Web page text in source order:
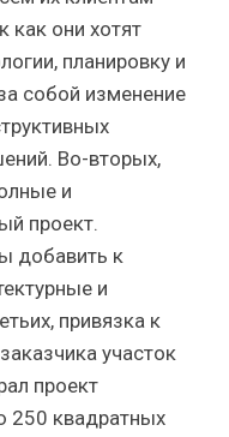
как они хотят
планировку и
собой изменение
Во-вторых,
и
проект.
добавить к
и
привязка к
участок
проект
250 квадратных